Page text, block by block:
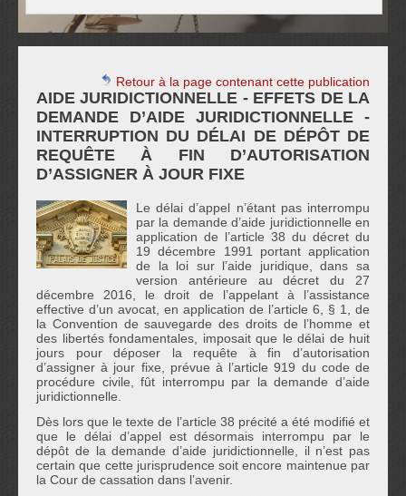
Retour à la page contenant cette publication
AIDE JURIDICTIONNELLE - EFFETS DE LA
DEMANDE D’AIDE JURIDICTIONNELLE -
INTERRUPTION DU DÉLAI DE DÉPÔT DE
REQUÊTE À FIN D’AUTORISATION
D’ASSIGNER À JOUR FIXE
Le délai d’appel n’étant pas interrompu
par la demande d’aide juridictionnelle en
application de l’article 38 du décret du
19 décembre 1991 portant application
de la loi sur l’aide juridique, dans sa
version antérieure au décret du 27
décembre 2016, le droit de l’appelant à l’assistance
effective d’un avocat, en application de l’article 6, § 1, de
la Convention de sauvegarde des droits de l’homme et
des libertés fondamentales, imposait que le délai de huit
jours pour déposer la requête à fin d’autorisation
d’assigner à jour fixe, prévue à l’article 919 du code de
procédure civile, fût interrompu par la demande d’aide
juridictionnelle.
Dès lors que le texte de l’article 38 précité a été modifié et
que le délai d’appel est désormais interrompu par le
dépôt de la demande d’aide juridictionnelle, il n’est pas
certain que cette jurisprudence soit encore maintenue par
la Cour de cassation dans l’avenir.